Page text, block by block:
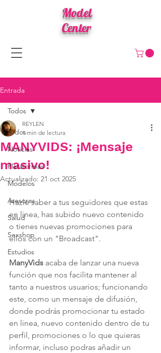
Model
Center
Entrada
Todos
Noticias
Plataformas
Modelos
Asesores
Salud
Sexshop
Estudios
Todos
MANYVIDS: ¡Mensaje
masivo!
REYLEN
1 min de lectura
Actualizado: 21 oct 2025
Hazle saber a tus seguidores que estas
en linea, has subido nuevo contenido
o tienes nuevas promociones para
ellos con un "Broadcast".
ManyVids acaba de lanzar una nueva
función que nos facilita mantener al
tanto a nuestros usuarios; funcionando
este, como un mensaje de difusión,
donde podrás promocionar tu estado
en linea, nuevo contenido dentro de tu
perfil, promociones o lo que quieras
informar, incluso podras añadir un